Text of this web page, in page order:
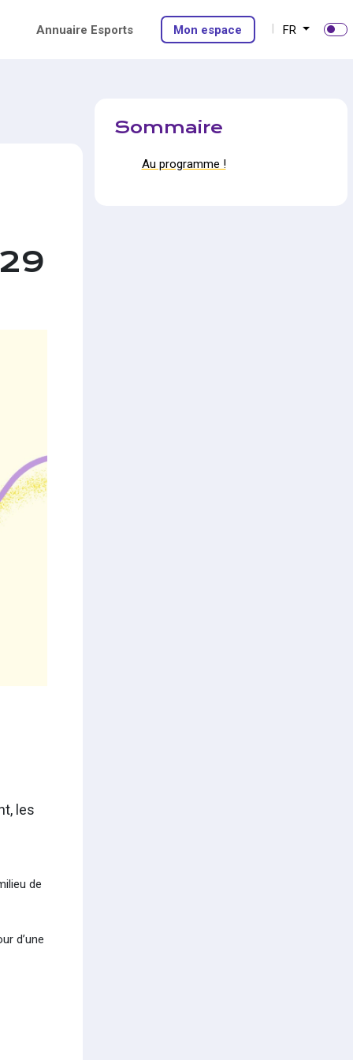
Annuaire Esports Mon espace FR
les
de
d’une
Sommaire
Au programme !